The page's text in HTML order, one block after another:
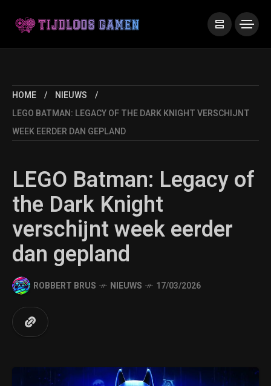
HOME
NIEUWS
LEGO BATMAN: LEGACY OF THE DARK KNIGHT VERSCHIJNT
WEEK EERDER DAN GEPLAND
LEGO Batman: Legacy of
the Dark Knight
verschijnt week eerder
dan gepland
ROBBERT BRUS NIEUWS 17/03/2026